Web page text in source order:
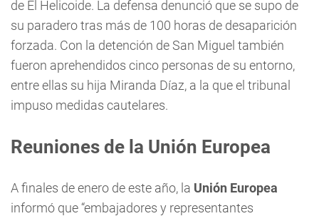
de El Helicoide. La defensa denunció que se supo de
su paradero tras más de 100 horas de desaparición
forzada. Con la detención de San Miguel también
fueron aprehendidos cinco personas de su entorno,
entre ellas su hija Miranda Díaz, a la que el tribunal
impuso medidas cautelares.
Reuniones de la Unión Europea
A finales de enero de este año, la Unión Europea
informó que “embajadores y representantes